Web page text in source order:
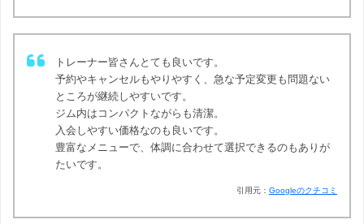
トレーナー皆さんとても良いです。
予約やキャンセルもやりやすく、急な予定変更も問題ない
ところが継続しやすいです。
ジム内はコンパクトながらも清潔。
入会しやすい価格なのも良いです。
豊富なメニューで、体調に合わせて選択できるのもありが
たいです。
引用元： Googleのクチコミ